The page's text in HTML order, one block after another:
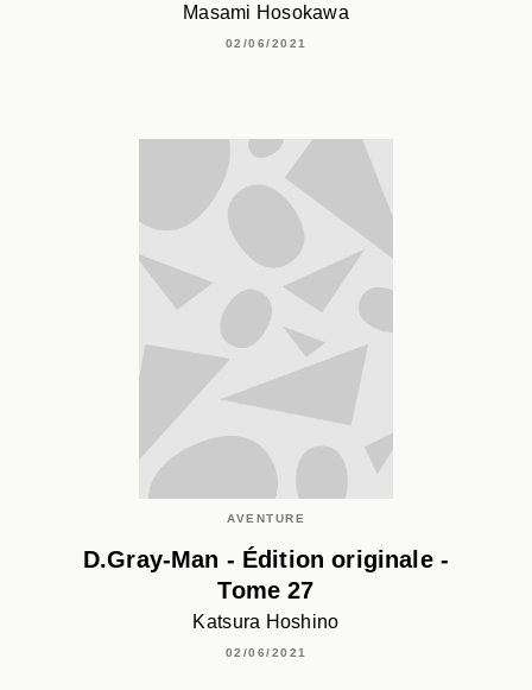
Masami Hosokawa
02/06/2021
AVENTURE
D.Gray-Man - Édition originale -
Tome 27
Katsura Hoshino
02/06/2021